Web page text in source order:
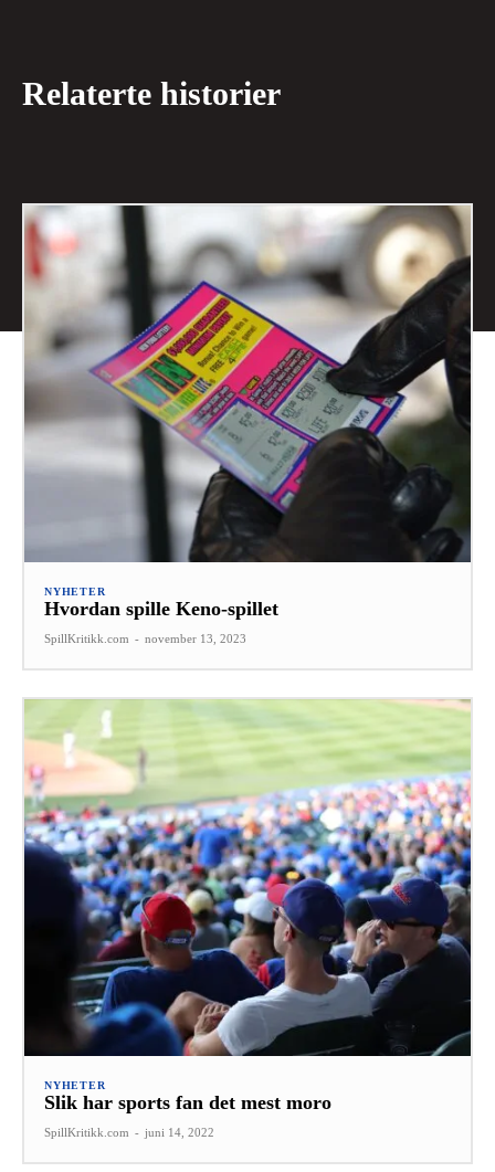
Relaterte historier
NYHETER
Hvordan spille Keno-spillet
SpillKritikk.com - november 13, 2023
NYHETER
Slik har sports fan det mest moro
SpillKritikk.com - juni 14, 2022